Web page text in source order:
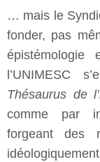
… mais le
fonder, pas
épistémologie
l’UNIMESC
Thésaurus de
comme par
forgeant des